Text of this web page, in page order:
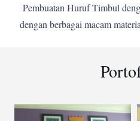
Pembuatan Huruf Timbul
dengan berbagai macam